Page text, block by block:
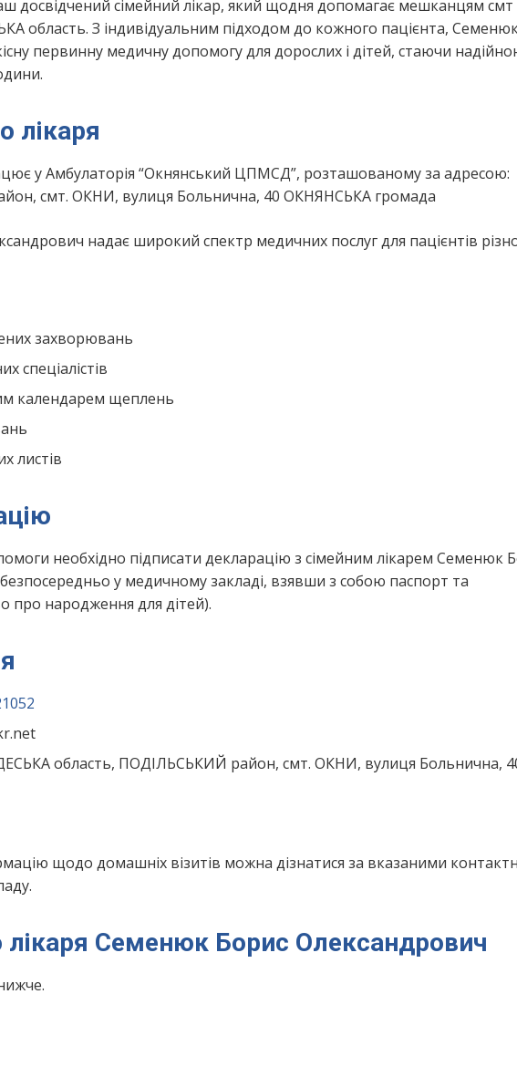
досвідчений сімейний лікар, який щодня допомагає мешканцям смт
область. З індивідуальним підходом до кожного пацієнта,
первинну медичну допомогу для дорослих і дітей, стаючи
лікаря
у Амбулаторія “Окнянський ЦПМСД”, розташованому за адресою:
смт. ОКНИ, вулиця Больнична, 40 ОКНЯНСЬКА громада
надає широкий спектр медичних послуг для пацієнтів
захворювань
спеціалістів
календарем щеплень
листів
необхідно підписати декларацію з сімейним лікарем Семенюк
у медичному закладі, взявши з собою паспорт та
про народження для дітей).
область, ПОДІЛЬСЬКИЙ район, смт. ОКНИ, вулиця Больнична,
щодо домашніх візитів можна дізнатися за вказаними
лікаря Семенюк Борис Олександрович